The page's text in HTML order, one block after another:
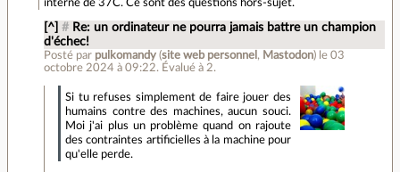
interne de 37C. Ce sont des questions hors-sujet.
[^] # Re: un ordinateur ne pourra jamais battre un champion
d'échec!
Posté par pulkomandy(site web personnel , Mastodon) le 03
octobre 2024 à 09:22.Évalué à 2.
Si tu refuses simplement de faire jouer des
humains contre des machines, aucun souci.
Moi j'ai plus un problème quand on rajoute
des contraintes artificielles à la machine pour
qu'elle perde.